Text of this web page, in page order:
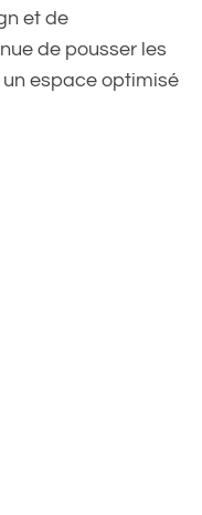
et de
de pousser les
un espace optimisé